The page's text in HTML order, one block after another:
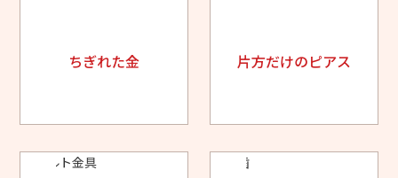
ちぎれた金 片方だけのピアス